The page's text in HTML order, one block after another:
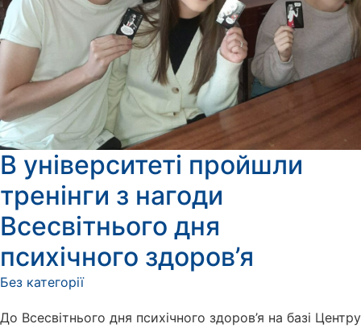
В університеті пройшли
тренінги з нагоди
Всесвітнього дня
психічного здоров’я
Без категорії
До Всесвітнього дня психічного здоров’я на базі Центру